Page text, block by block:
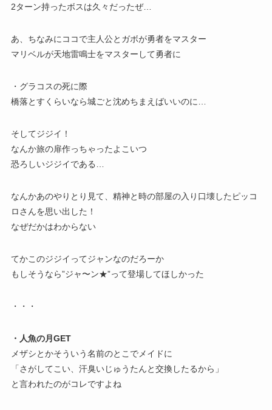
2ターン持ったボスは久々だったぜ…
あ、ちなみにココで主人公とガボが勇者をマスター
マリベルが天地雷鳴士をマスターして勇者に
・グラコスの死に際
橋落とすくらいなら城ごと沈めちまえばいいのに…
そしてジジイ！
なんか旅の扉作っちゃったよこいつ
恐ろしいジジイである…
なんかあのやりとり見て、精神と時の部屋の入り口壊したピッコ
ロさんを思い出した！
なぜだかはわからない
てかこのジジイってジャンなのだろーか
もしそうなら”ジャ〜ン★”って登場してほしかった
・・・
・人魚の月GET
メザシとかそういう名前のとこでメイドに
「さがしてこい、汗臭いじゅうたんと交換したるから」
と言われたのがコレですよね